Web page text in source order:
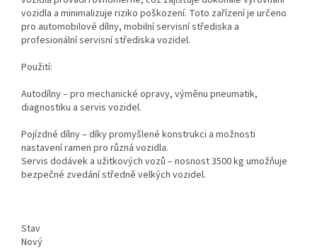
vozidla a minimalizuje riziko poškození. Toto zařízení je určeno
pro automobilové dílny, mobilní servisní střediska a
profesionální servisní střediska vozidel.
Použití:
Autodílny – pro mechanické opravy, výměnu pneumatik,
diagnostiku a servis vozidel.
Pojízdné dílny – díky promyšlené konstrukci a možnosti
nastavení ramen pro různá vozidla.
Servis dodávek a užitkových vozů – nosnost 3500 kg umožňuje
bezpečné zvedání středně velkých vozidel.
Stav
Nový